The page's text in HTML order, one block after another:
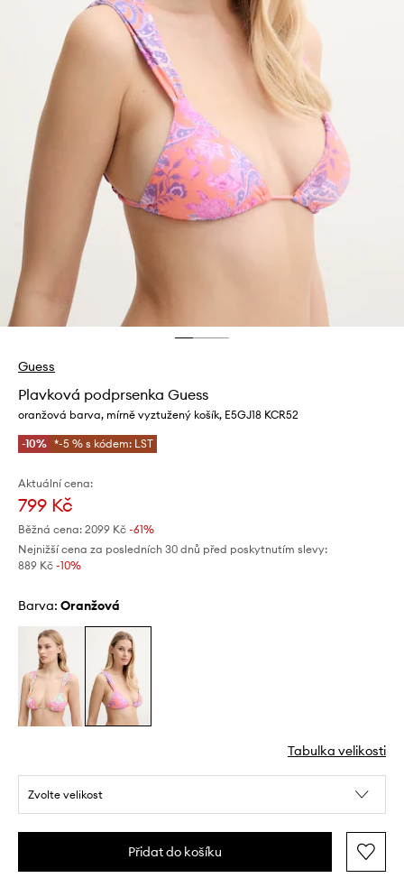
Guess
Plavková podprsenka Guess
oranžová barva, mírně vyztužený košík, E5GJ18 KCR52
-10% *-5 % s kódem: LST
Aktuální cena:
799 Kč
Běžná cena: 2099 Kč -61%
Nejnižší cena za posledních 30 dnů před poskytnutím slevy:
889 Kč -10%
Barva: oranžová
Tabulka velikosti
Zvolte velikost
Přidat do košíku